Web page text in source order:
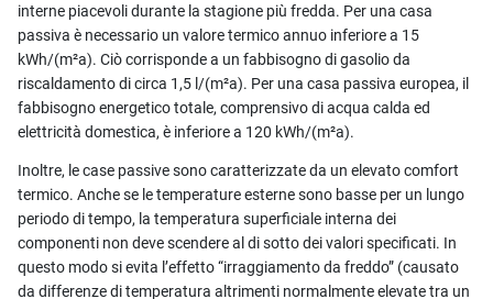
interne piacevoli durante la stagione più fredda. Per una casa
passiva è necessario un valore termico annuo inferiore a 15
kWh/(m²a). Ciò corrisponde a un fabbisogno di gasolio da
riscaldamento di circa 1,5 l/(m²a). Per una casa passiva europea, il
fabbisogno energetico totale, comprensivo di acqua calda ed
elettricità domestica, è inferiore a 120 kWh/(m²a).
Inoltre, le case passive sono caratterizzate da un elevato comfort
termico. Anche se le temperature esterne sono basse per un lungo
periodo di tempo, la temperatura superficiale interna dei
componenti non deve scendere al di sotto dei valori specificati. In
questo modo si evita l’effetto “irraggiamento da freddo” (causato
da differenze di temperatura altrimenti normalmente elevate tra un